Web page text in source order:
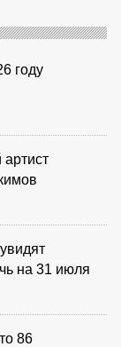
году
на 31 июля
86